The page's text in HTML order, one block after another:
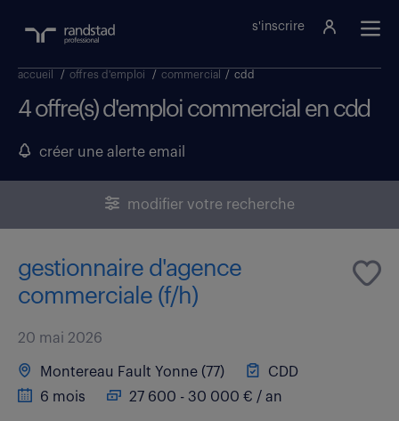
s'inscrire
accueil / offres d'emploi / commercial / cdd
4 offre(s) d'emploi commercial en cdd
créer une alerte email
modifier votre recherche
gestionnaire d'agence
commerciale (f/h)
20 mai 2026
Montereau Fault Yonne (77)
CDD
6 mois
27 600 - 30 000 € / an